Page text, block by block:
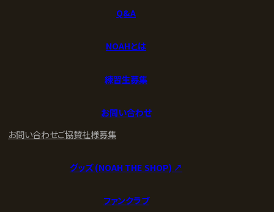
Q&A
NOAHとは
練習生募集
お問い合わせ
お問い合わせご協賛社様募集
グッズ (NOAH THE SHOP) ↗︎
ファンクラブ